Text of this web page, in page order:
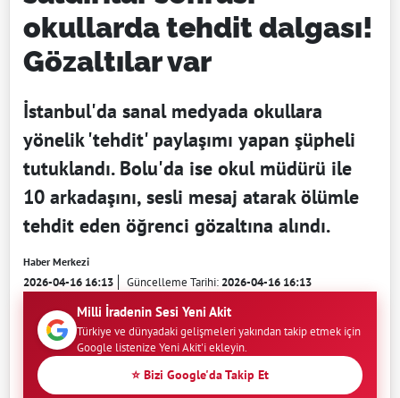
okullarda tehdit dalgası!
Gözaltılar var
İstanbul'da sanal medyada okullara
yönelik 'tehdit' paylaşımı yapan şüpheli
tutuklandı. Bolu'da ise okul müdürü ile
10 arkadaşını, sesli mesaj atarak ölümle
tehdit eden öğrenci gözaltına alındı.
Haber Merkezi
2026-04-16 16:13 Güncelleme Tarihi:2026-04-16 16:13
Milli İradenin Sesi Yeni Akit
Türkiye ve dünyadaki gelişmeleri yakından takip etmek için
Google listenize Yeni Akit'i ekleyin.
⭐ Bizi Google'da Takip Et